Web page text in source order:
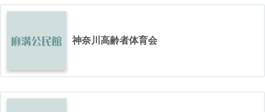
神奈川高齢者体育会